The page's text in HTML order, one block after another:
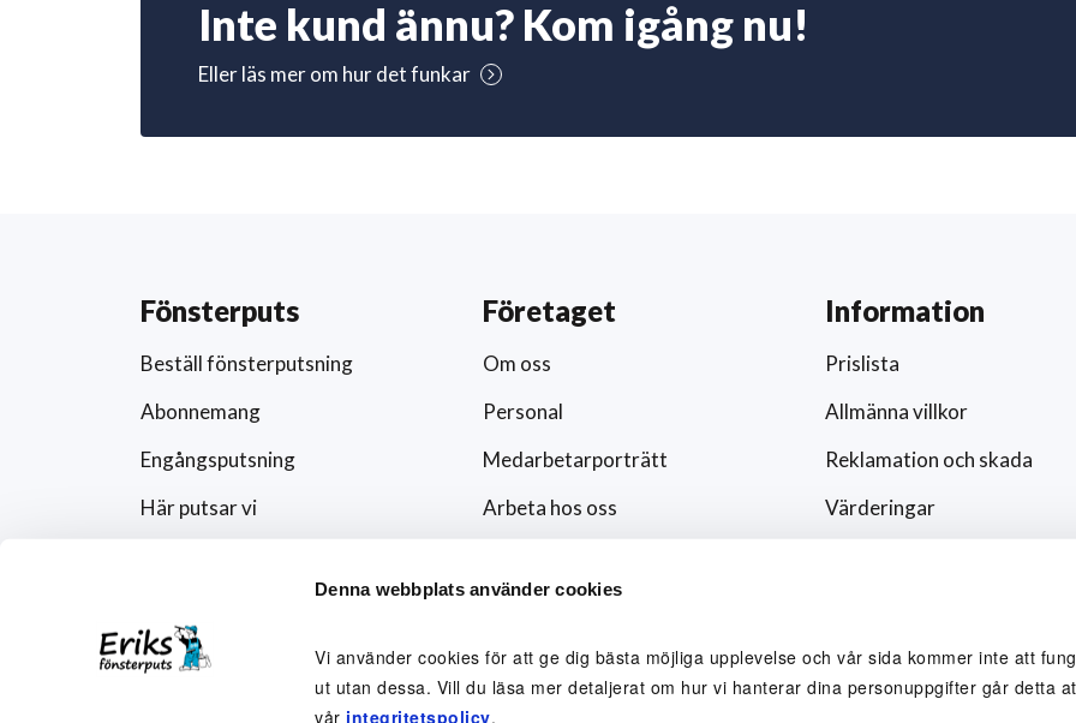
Denna webbplats använder cookies
Vi använder cookies för att ge dig bästa möjliga upplevelse och vår sida kommer inte att
ut utan dessa. Vill du läsa mer detaljerat om hur vi hanterar dina personuppgifter går detta
vår integritetspolicy.
Inte kund ännu? Kom igång nu!
Eller läs mer om hur det funkar
Fönsterputs
Beställ fönsterputsning
Abonnemang
Engångsputsning
Här putsar vi
Förändra abonnemanget
Rutavdrag och fönsterputs
Företaget
Om oss
Personal
Medarbetarporträtt
Arbeta hos oss
Press/media
Föreningsfokus
Visselblåsare
Information
Prislista
Allmänna villkor
Reklamation och skada
Värderingar
Cookies